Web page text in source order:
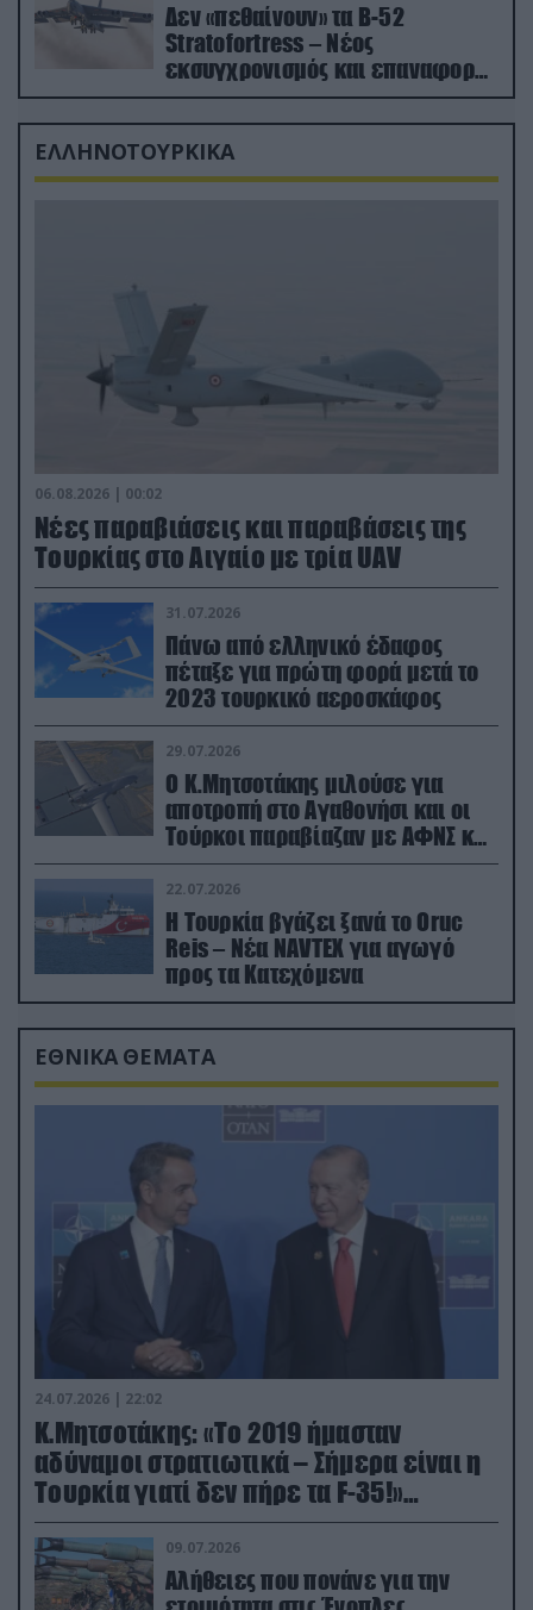
Δεν «πεθαίνουν» τα Β-52
Stratofortress – Νέος
εκσυγχρονισμός και επαναφορά
από τα «νεκροταφεία»
ΕΛΛΗΝΟΤΟΥΡΚΙΚΑ
06.08.2026 | 00:02
Νέες παραβιάσεις και παραβάσεις της
Τουρκίας στο Αιγαίο με τρία UAV
31.07.2026
Πάνω από ελληνικό έδαφος
πέταξε για πρώτη φορά μετά το
2023 τουρκικό αεροσκάφος
29.07.2026
Ο Κ.Μητσοτάκης μιλούσε για
αποτροπή στο Αγαθονήσι και οι
Τούρκοι παραβίαζαν με ΑΦΝΣ και
drone
22.07.2026
Η Τουρκία βγάζει ξανά το Oruc
Reis – Νέα NAVTEX για αγωγό
προς τα Κατεχόμενα
ΕΘΝΙΚΑ ΘΕΜΑΤΑ
24.07.2026 | 22:02
Κ.Μητσοτάκης: «Το 2019 ήμασταν
αδύναμοι στρατιωτικά – Σήμερα είναι η
Τουρκία γιατί δεν πήρε τα F-35!»
(βίντεο)
09.07.2026
Αλήθειες που πονάνε για την